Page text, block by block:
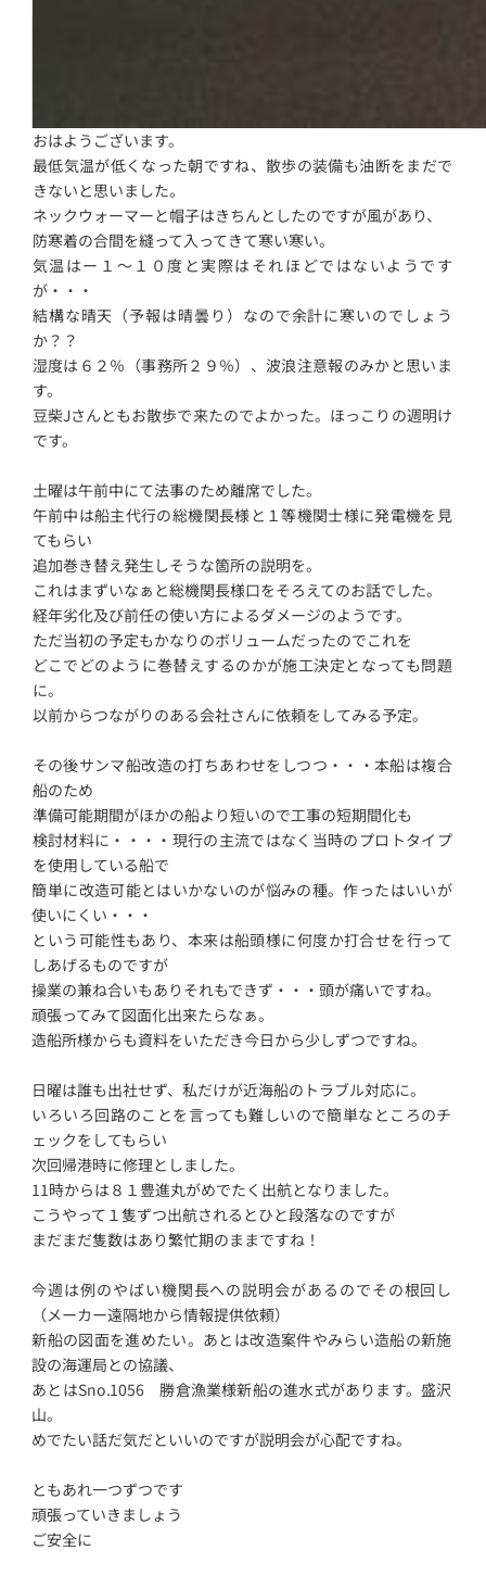
おはようございます。
最低気温が低くなった朝ですね、散歩の装備も油断をまだで
きないと思いました。
ネックウォーマーと帽子はきちんとしたのですが風があり、
防寒着の合間を縫って入ってきて寒い寒い。
気温はー１～１０度と実際はそれほどではないようです
が・・・
結構な晴天（予報は晴曇り）なので余計に寒いのでしょう
か？？
湿度は６２％（事務所２９％）、波浪注意報のみかと思いま
す。
豆柴Jさんともお散歩で来たのでよかった。ほっこりの週明け
です。
土曜は午前中にて法事のため離席でした。
午前中は船主代行の総機関長様と１等機関士様に発電機を見
てもらい
追加巻き替え発生しそうな箇所の説明を。
これはまずいなぁと総機関長様口をそろえてのお話でした。
経年劣化及び前任の使い方によるダメージのようです。
ただ当初の予定もかなりのボリュームだったのでこれを
どこでどのように巻替えするのかが施工決定となっても問題
に。
以前からつながりのある会社さんに依頼をしてみる予定。
その後サンマ船改造の打ちあわせをしつつ・・・本船は複合
船のため
準備可能期間がほかの船より短いので工事の短期間化も
検討材料に・・・・現行の主流ではなく当時のプロトタイプ
を使用している船で
簡単に改造可能とはいかないのが悩みの種。作ったはいいが
使いにくい・・・
という可能性もあり、本来は船頭様に何度か打合せを行って
しあげるものですが
操業の兼ね合いもありそれもできず・・・頭が痛いですね。
頑張ってみて図面化出来たらなぁ。
造船所様からも資料をいただき今日から少しずつですね。
日曜は誰も出社せず、私だけが近海船のトラブル対応に。
いろいろ回路のことを言っても難しいので簡単なところのチ
ェックをしてもらい
次回帰港時に修理としました。
11時からは８１豊進丸がめでたく出航となりました。
こうやって１隻ずつ出航されるとひと段落なのですが
まだまだ隻数はあり繁忙期のままですね！
今週は例のやばい機関長への説明会があるのでその根回し
（メーカー遠隔地から情報提供依頼）
新船の図面を進めたい。あとは改造案件やみらい造船の新施
設の海運局との協議、
あとはSno.1056 勝倉漁業様新船の進水式があります。盛沢
山。
めでたい話だ気だといいのですが説明会が心配ですね。
ともあれ一つずつです
頑張っていきましょう
ご安全に